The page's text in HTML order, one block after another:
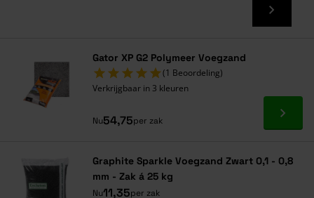
Gator XP G2 Polymeer Voegzand
(1 Beoordeling)
Verkrijgbaar in 3 kleuren
Nu54,75per zak Ga
Graphite Sparkle Voegzand Zwart 0,1 - 0,8
mm - Zak á 25 kg
Nu11,35per zak